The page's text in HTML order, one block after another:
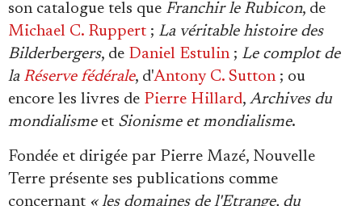
Se connecter
son catalogue tels que Franchir le Rubicon, de
Michael C. Ruppert ; La véritable histoire des
Bilderbergers, de Daniel Estulin; Le complot de
la Réserve fédérale, d'Antony C. Sutton; ou
encore les livres de Pierre Hillard, Archives du
mondialismeet Sionisme et mondialisme.
Fondée et dirigée par Pierre Mazé, Nouvelle
Terre présente ses publications comme
concernant « les domaines de l'Etrange, du